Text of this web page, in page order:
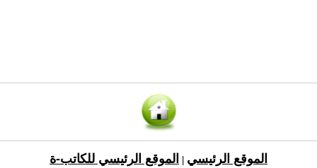
الموقع الرئيسي الموقع الرئيسي للكاتب-ة